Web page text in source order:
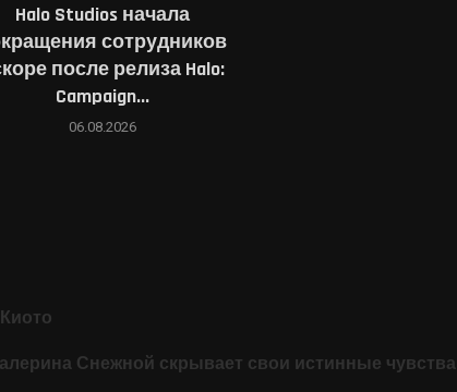
Halo Studios начала
сотрудников
после релиза Halo:
Campaign...
06.08.2026
Снежной скрывает свои истинные чувства